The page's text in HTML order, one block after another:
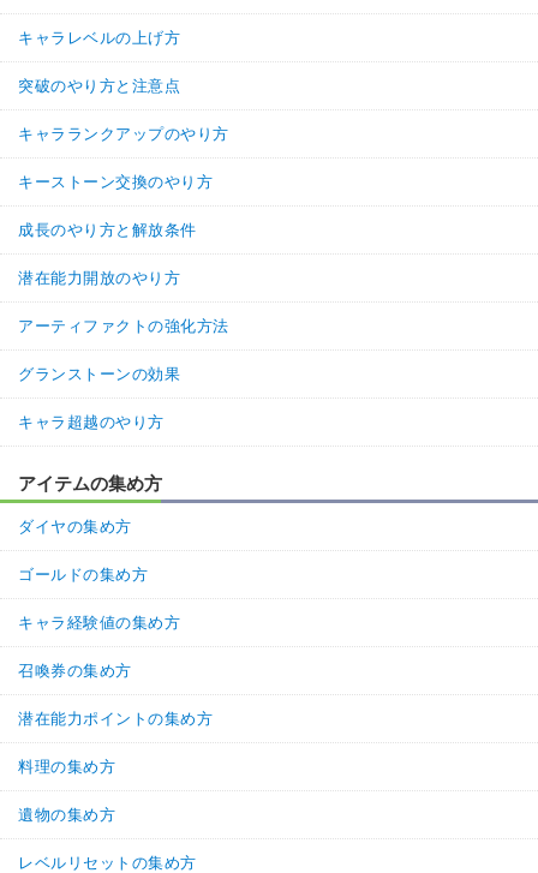
キャラレベルの上げ方
突破のやり方と注意点
キャラランクアップのやり方
キーストーン交換のやり方
成長のやり方と解放条件
潜在能力開放のやり方
アーティファクトの強化方法
グランストーンの効果
キャラ超越のやり方
アイテムの集め方
ダイヤの集め方
ゴールドの集め方
キャラ経験値の集め方
召喚券の集め方
潜在能力ポイントの集め方
料理の集め方
遺物の集め方
レベルリセットの集め方